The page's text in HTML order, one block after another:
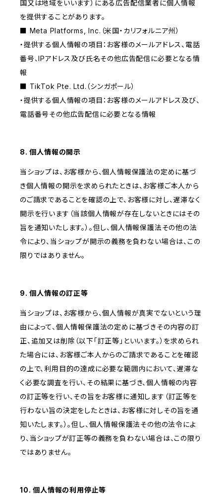
国又は地域をいいます）にある広告配信業者に個人情報
を提供することがあります。
■ Meta Platforms, Inc.（米国・カリフォルニア州）
・提供する個人情報の項目：お客様のメールアドレス、電話
番号、IPアドレス及び氏名その他広告配信に必要となる情
報
■ TikTok Pte. Ltd.（シンガポール）
・提供する個人情報の項目：お客様のメールアドレス及び、
電話番号その他広告配信に必要となる情報
8. 個人情報の開示
当ショップは、お客様から、個人情報保護法の定めに基づ
き個人情報の開示を求められたときは、お客様ご本人から
のご請求であることを確認の上で、お客様に対し、遅滞なく
開示を行います（当該個人情報が存在しないときにはその
旨を通知いたします。）。但し、個人情報保護法その他の法
令により、当ショップが開示の義務を負わない場合は、この
限りではありません。
9. 個人情報の訂正等
当ショップは、お客様から、個人情報が真実でないという理
由によって、個人情報保護法の定めに基づきその内容の訂
正、追加又は削除（以下「訂正等」といいます。）を求められ
た場合には、お客様ご本人からのご請求であることを確認
の上で、利用目的の達成に必要な範囲内において、遅滞な
く必要な調査を行い、その結果に基づき、個人情報の内容
の訂正等を行い、その旨をお客様に通知します（訂正等を
行わない旨の決定をしたときは、お客様に対しその旨を通
知いたします。）。但し、個人情報保護法その他の法令によ
り、当ショップが訂正等の義務を負わない場合は、この限り
ではありません。
10. 個人情報の利用停止等